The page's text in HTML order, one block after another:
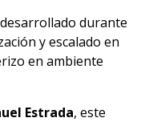
durante
y escalado en
en ambiente
Estrada, este